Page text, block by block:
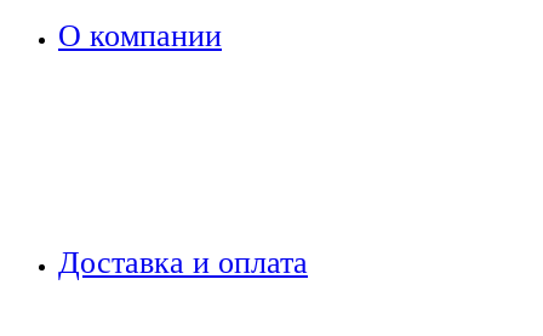
О компании
Доставка и оплата